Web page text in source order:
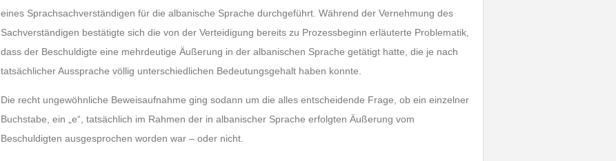
eines Sprachsachverständigen für die albanische Sprache durchgeführt. Während der Vernehmung des
Sachverständigen bestätigte sich die von der Verteidigung bereits zu Prozessbeginn erläuterte Problematik,
dass der Beschuldigte eine mehrdeutige Äußerung in der albanischen Sprache getätigt hatte, die je nach
tatsächlicher Aussprache völlig unterschiedlichen Bedeutungsgehalt haben konnte.
Die recht ungewöhnliche Beweisaufnahme ging sodann um die alles entscheidende Frage, ob ein einzelner
Buchstabe, ein „e“, tatsächlich im Rahmen der in albanischer Sprache erfolgten Äußerung vom
Beschuldigten ausgesprochen worden war – oder nicht.